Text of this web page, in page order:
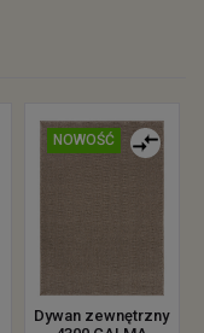
NOWOŚĆ
Dywan zewnętrzny